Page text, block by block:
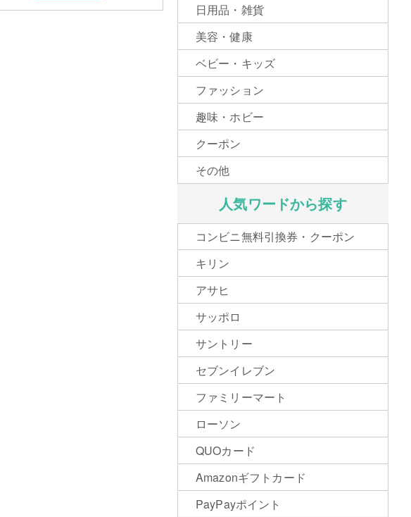
日用品・雑貨
美容・健康
ベビー・キッズ
ファッション
趣味・ホビー
クーポン
その他
人気ワードから探す
コンビニ無料引換券・クーポン
キリン
アサヒ
サッポロ
サントリー
セブンイレブン
ファミリーマート
ローソン
QUOカード
Amazonギフトカード
PayPayポイント